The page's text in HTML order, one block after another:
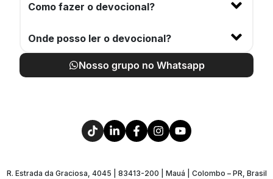
Como fazer o devocional?
Onde posso ler o devocional?
Nosso grupo no Whatsapp
R. Estrada da Graciosa, 4045 | 83413-200 | Mauá | Colombo – PR, Brasil